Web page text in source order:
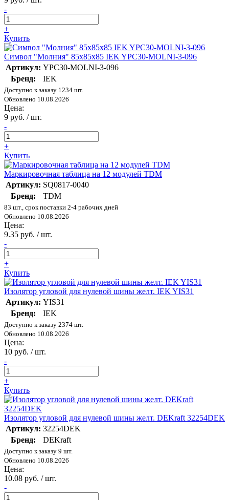
-
+
Купить
Символ "Молния" 85х85х85 IEK YPC30-MOLNI-3-096
Артикул: YPC30-MOLNI-3-096
Бренд:
IEK
Доступно к заказу 1234 шт.
Обновлено 10.08.2026
Цена:
9 руб. / шт.
-
+
Купить
Маркировочная таблица на 12 модулей TDM
Артикул: SQ0817-0040
Бренд:
TDM
83 шт., срок поставки 2-4 рабочих дней
Обновлено 10.08.2026
Цена:
9.35 руб. / шт.
-
+
Купить
Изолятор угловой для нулевой шины желт. IEK YIS31
Артикул: YIS31
Бренд:
IEK
Доступно к заказу 2374 шт.
Обновлено 10.08.2026
Цена:
10 руб. / шт.
-
+
Купить
Изолятор угловой для нулевой шины желт. DEKraft 32254DEK
Артикул: 32254DEK
Бренд:
DEKraft
Доступно к заказу 9 шт.
Обновлено 10.08.2026
Цена:
10.08 руб. / шт.
-